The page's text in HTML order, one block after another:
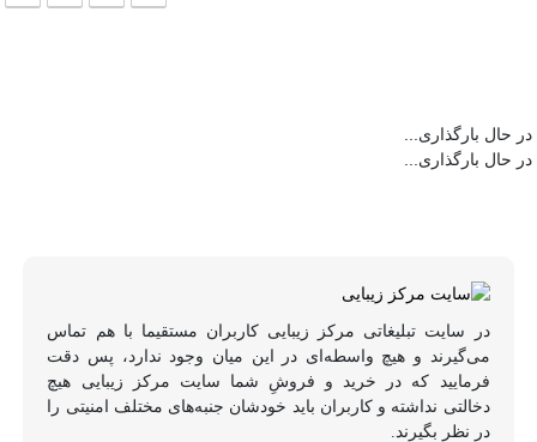
در حال بارگذاری...
در حال بارگذاری...
در سایت تبلیغاتی مرکز زیبایی کاربران مستقیما با هم تماس
می‌گیرند و هیچ واسطه‌ای در این میان وجود ندارد، پس دقت
فرمایید که در خرید و فروشِ شما سایت مرکز زیبایی هیچ
دخالتی نداشته و کاربران باید خودشان جنبه‌های مختلف امنیتی را
در نظر بگیرند.